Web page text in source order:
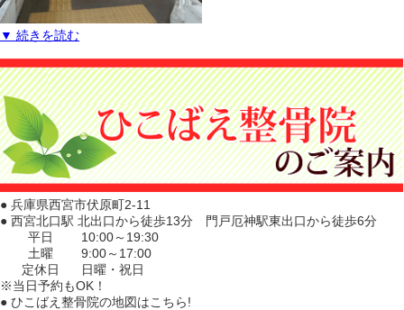
▼ 続きを読む
● 兵庫県西宮市伏原町2-11
● 西宮北口駅 北出口から徒歩13分 門戸厄神駅東出口から徒歩6分
平日
10:00～19:30
土曜
9:00～17:00
定休日
日曜・祝日
※当日予約もOK！
● ひこばえ整骨院の地図はこちら!